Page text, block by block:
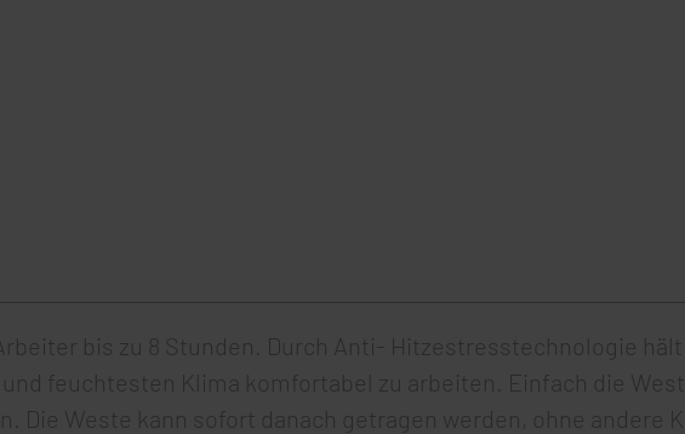
bis zu 8 Stunden. Durch Anti- Hitzestresstechnologie
feuchtesten Klima komfortabel zu arbeiten. Einfach die
Die Weste kann sofort danach getragen werden, ohne andere